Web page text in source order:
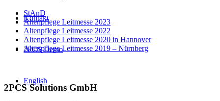
Kontakt
2PCS Demo
English
StAnD
Altenpflege Leitmesse 2023
Altenpflege Leitmesse 2022
Altenpflege Leitmesse 2020 in Hannover
Altenpflege Leitmesse 2019 – Nürnberg
2PCS Solutions GmbH